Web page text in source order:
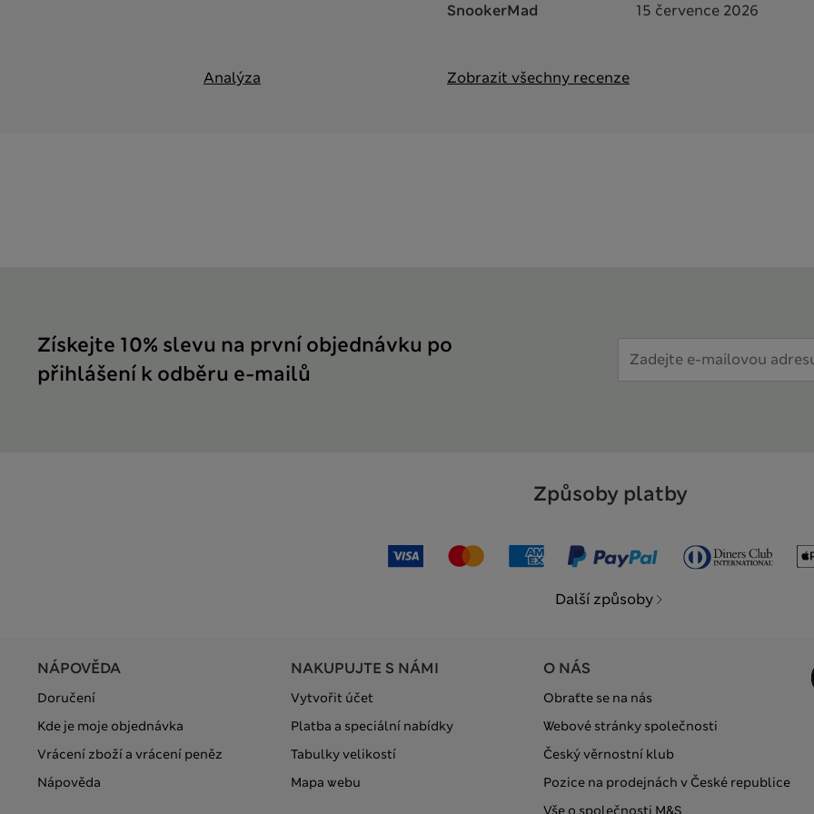
Analýza
SnookerMad 15 července 2026
Zobrazit všechny recenze
Získejte 10% slevu na první objednávku po
přihlášení k odběru e-mailů
Způsoby platby
Další způsoby
NÁPOVĚDA
Doručení
Kde je moje objednávka
Vrácení zboží a vrácení peněz
Nápověda
NAKUPUJTE S NÁMI
Vytvořit účet
Platba a speciální nabídky
Tabulky velikostí
Mapa webu
O NÁS
Obraťte se na nás
Webové stránky společnosti
Český věrnostní klub
Pozice na prodejnách v České republice
Vše o společnosti M&S